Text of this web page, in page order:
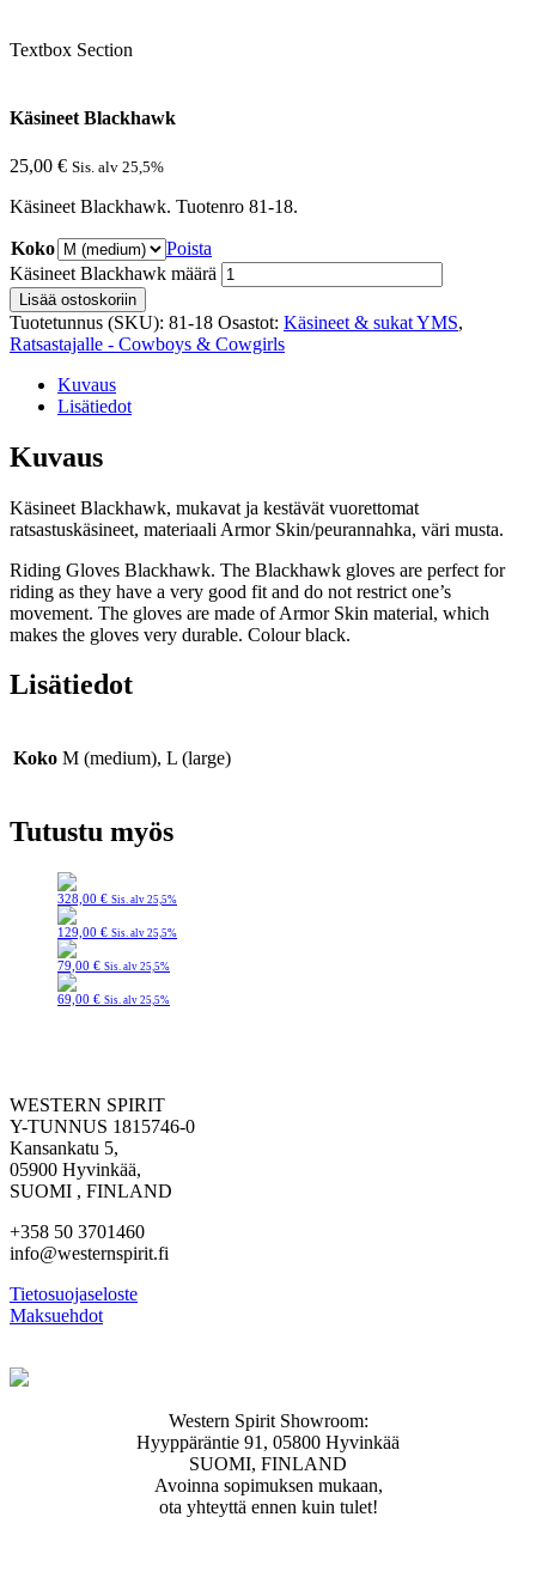
Textbox Section
Käsineet Blackhawk
25,00 € Sis. alv 25,5%
Käsineet Blackhawk. Tuotenro 81-18.
Koko
Poista
Käsineet Blackhawk määrä
Lisää ostoskoriin
Tuotetunnus (SKU): 81-18 Osastot: Käsineet & sukat YMS,
Ratsastajalle - Cowboys & Cowgirls
Kuvaus
Lisätiedot
Kuvaus
Käsineet Blackhawk, mukavat ja kestävät vuorettomat
ratsastuskäsineet, materiaali Armor Skin/peurannahka, väri musta.
Riding Gloves Blackhawk. The Blackhawk gloves are perfect for
riding as they have a very good fit and do not restrict one’s
movement. The gloves are made of Armor Skin material, which
makes the gloves very durable. Colour black.
Lisätiedot
Koko M (medium), L (large)
Tutustu myös
328,00 € Sis. alv 25,5%
129,00 € Sis. alv 25,5%
79,00 € Sis. alv 25,5%
69,00 € Sis. alv 25,5%
WESTERN SPIRIT
Y-TUNNUS 1815746-0
Kansankatu 5,
05900 Hyvinkää,
SUOMI , FINLAND
+358 50 3701460
info@westernspirit.fi
Tietosuojaseloste
Maksuehdot
Western Spirit Showroom:
Hyyppäräntie 91, 05800 Hyvinkää
SUOMI, FINLAND
Avoinna sopimuksen mukaan,
ota yhteyttä ennen kuin tulet!